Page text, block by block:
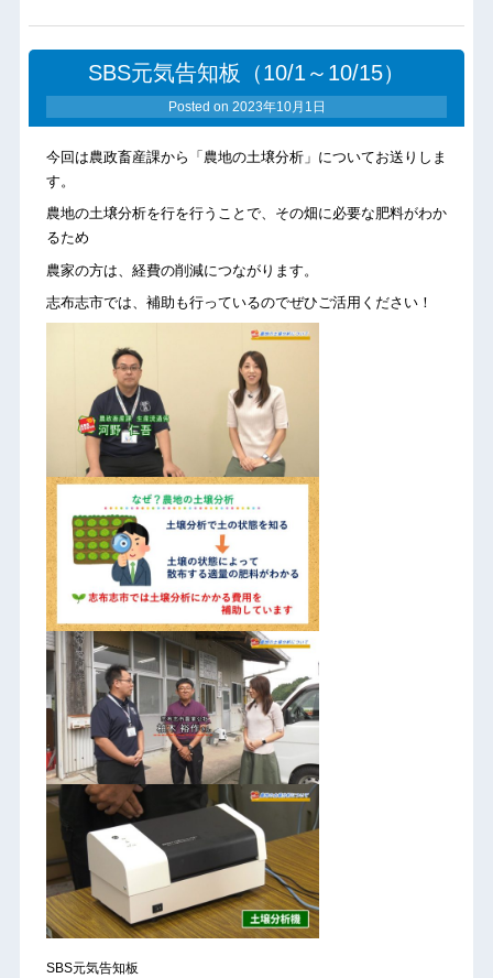
SBS元気告知板（10/1～10/15）
Posted on 2023年10月1日
今回は農政畜産課から「農地の土壌分析」についてお送りしま
す。
農地の土壌分析を行を行うことで、その畑に必要な肥料がわか
るため
農家の方は、経費の削減につながります。
志布志市では、補助も行っているのでぜひご活用ください！
SBS元気告知板